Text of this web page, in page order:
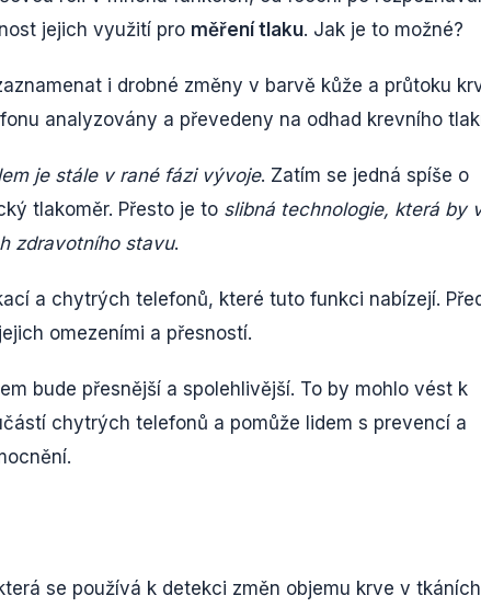
jejich využití pro měření tlaku. Jak je to možné?
i drobné změny v barvě kůže a průtoku
analyzovány a převedeny na odhad krevního
je stále v rané fázi vývoje. Zatím se jedná spíše o
tlakoměr. Přesto je to slibná technologie, která by
zdravotního stavu.
a chytrých telefonů, které tuto funkci nabízejí.
omezeními a přesností.
bude přesnější a spolehlivější. To by mohlo vést k
chytrých telefonů a pomůže lidem s prevencí a
se používá k detekci změn objemu krve v